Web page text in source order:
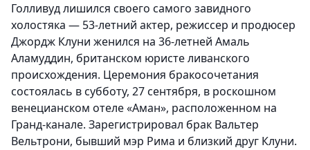
Голливуд лишился своего самого завидного
холостяка — 53-летний актер, режиссер и продюсер
Джордж Клуни женился на 36-летней Амаль
Аламуддин, британском юристе ливанского
происхождения. Церемония бракосочетания
состоялась в субботу, 27 сентября, в роскошном
венецианском отеле «Аман», расположенном на
Гранд-канале. Зарегистрировал брак Вальтер
Вельтрони, бывший мэр Рима и близкий друг Клуни.